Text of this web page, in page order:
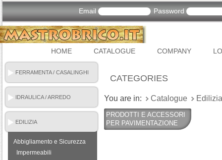
Email Password
HOME CATALOGUE COMPANY
FERRAMENTA / CASALINGHI
IDRAULICA / ARREDO
BAGNO
EDILIZIA
Abbigliamento e Sicurezza
Impermeabili
CATEGORIES
You are in: Catalogue Edilizia
PRODOTTI E ACCESSORI
PER PAVIMENTAZIONE